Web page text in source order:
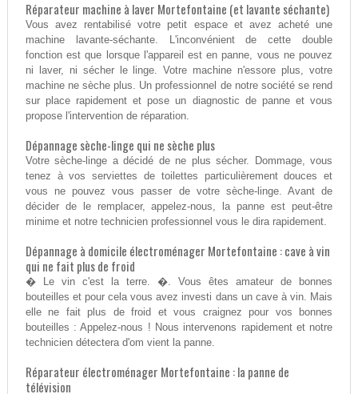
Réparateur machine à laver Mortefontaine (et lavante séchante)
Vous avez rentabilisé votre petit espace et avez acheté une
machine lavante-séchante. L'inconvénient de cette double
fonction est que lorsque l'appareil est en panne, vous ne pouvez
ni laver, ni sécher le linge. Votre machine n'essore plus, votre
machine ne sèche plus. Un professionnel de notre société se rend
sur place rapidement et pose un diagnostic de panne et vous
propose l'intervention de réparation.
Dépannage sèche-linge qui ne sèche plus
Votre sèche-linge a décidé de ne plus sécher. Dommage, vous
tenez à vos serviettes de toilettes particulièrement douces et
vous ne pouvez vous passer de votre sèche-linge. Avant de
décider de le remplacer, appelez-nous, la panne est peut-être
minime et notre technicien professionnel vous le dira rapidement.
Dépannage à domicile électroménager Mortefontaine : cave à vin
qui ne fait plus de froid
� Le vin c'est la terre. �. Vous êtes amateur de bonnes
bouteilles et pour cela vous avez investi dans un cave à vin. Mais
elle ne fait plus de froid et vous craignez pour vos bonnes
bouteilles : Appelez-nous ! Nous intervenons rapidement et notre
technicien détectera d'om vient la panne.
Réparateur électroménager Mortefontaine : la panne de
télévision